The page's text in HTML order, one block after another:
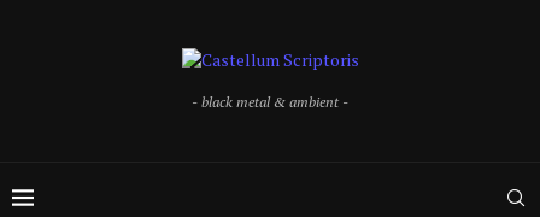
- black metal & ambient -